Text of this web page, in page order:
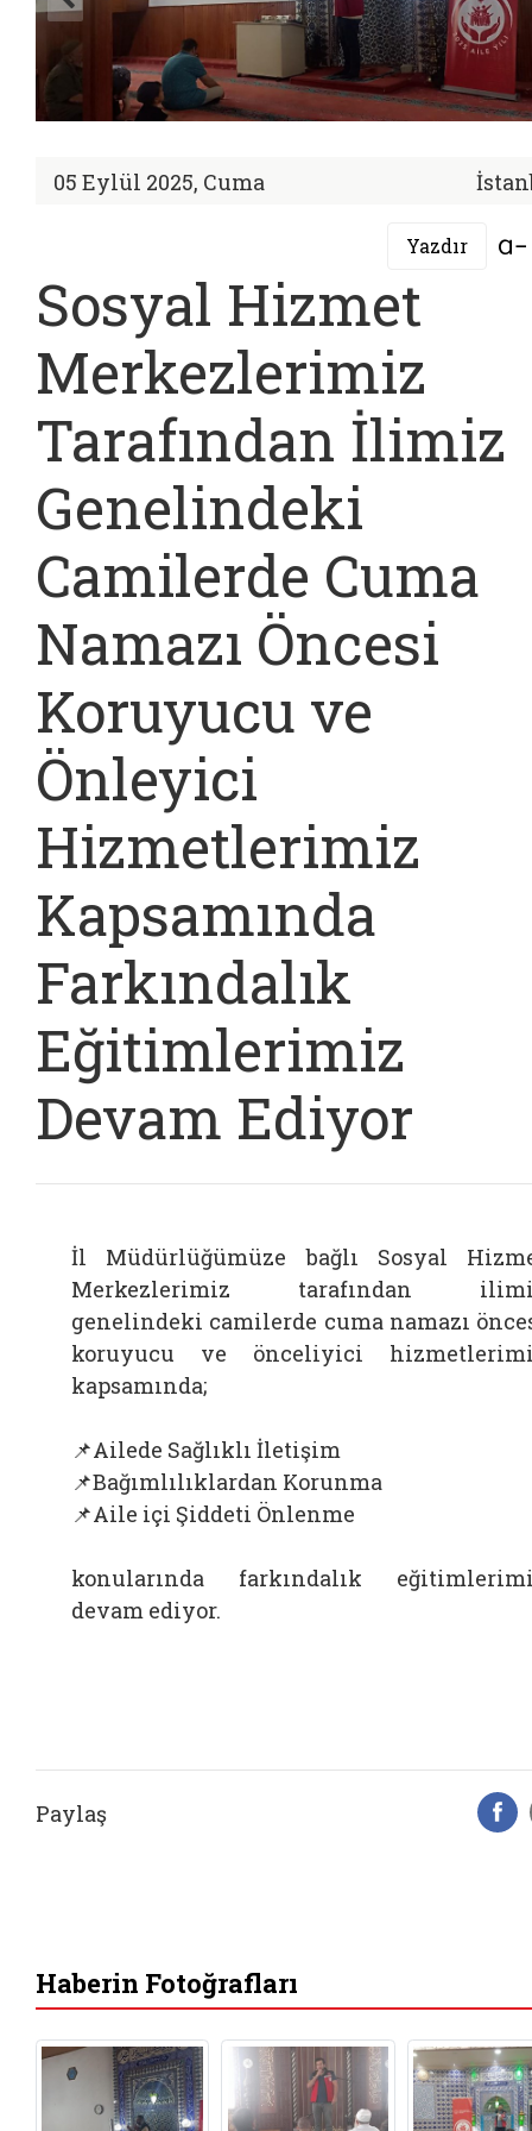
05 Eylül 2025, Cuma
Yazdır
Sosyal Hizmet
Merkezlerimiz
Tarafından İlimiz
Genelindeki
Camilerde Cuma
Namazı Öncesi
Koruyucu ve
Önleyici
Hizmetlerimiz
Kapsamında
Farkındalık
Eğitimlerimiz
Devam Ediyor
İl Müdürlüğümüze bağlı Sosyal
Merkezlerimiz tarafından
genelindeki camilerde cuma namazı
koruyucu ve önceliyici
kapsamında;
📌Ailede Sağlıklı İletişim
📌Bağımlılıklardan Korunma
📌Aile içi Şiddeti Önlenme
konularında farkındalık
devam ediyor.
Paylaş
Haberin Fotoğrafları